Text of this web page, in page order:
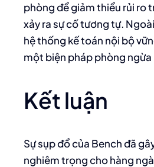
phòng để giảm thiểu rủi ro
xảy ra sự cố tương tự.
hệ thống kế toán nội bộ
một biện pháp phòng ngừa
Kết luận
Sự sụp đổ của Bench đã
nghiêm trọng cho hàng